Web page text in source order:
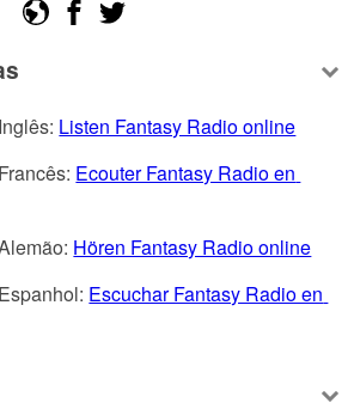
Listen Fantasy Radio online
Ecouter Fantasy Radio en
Hören Fantasy Radio online
Escuchar Fantasy Radio en